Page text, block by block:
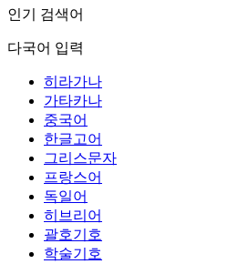
인기 검색어
다국어 입력
히라가나
가타카나
중국어
한글고어
그리스문자
프랑스어
독일어
히브리어
괄호기호
학술기호